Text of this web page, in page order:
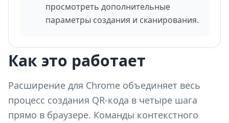
просмотреть дополнительные
параметры создания и сканирования.
Как это работает
Расширение для Chrome объединяет весь
процесс создания QR-кода в четыре шага
прямо в браузере. Команды контекстного